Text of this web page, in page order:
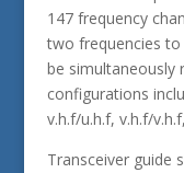
147 frequency
two frequencies to
be simultaneously
configurations
v.h.f/u.h.f, v.h.f/
Transceiver guide